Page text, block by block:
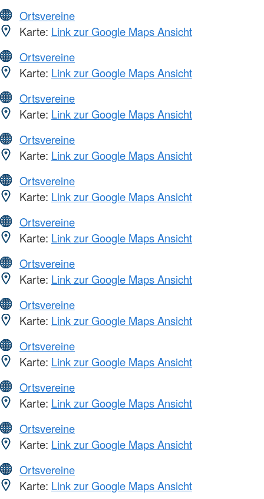
Ortsvereine
Karte: Link zur Google Maps Ansicht
Ortsvereine
Karte: Link zur Google Maps Ansicht
Ortsvereine
Karte: Link zur Google Maps Ansicht
Ortsvereine
Karte: Link zur Google Maps Ansicht
Ortsvereine
Karte: Link zur Google Maps Ansicht
Ortsvereine
Karte: Link zur Google Maps Ansicht
Ortsvereine
Karte: Link zur Google Maps Ansicht
Ortsvereine
Karte: Link zur Google Maps Ansicht
Ortsvereine
Karte: Link zur Google Maps Ansicht
Ortsvereine
Karte: Link zur Google Maps Ansicht
Ortsvereine
Karte: Link zur Google Maps Ansicht
Ortsvereine
Karte: Link zur Google Maps Ansicht